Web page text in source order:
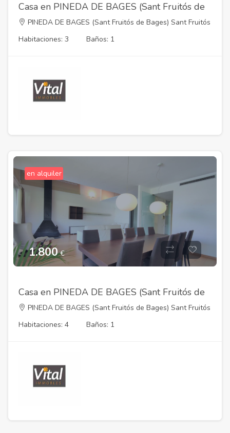
Casa en PINEDA DE BAGES (Sant Fruitós de
Bages)
PINEDA DE BAGES (Sant Fruitós de Bages) Sant Fruitós
Habitaciones: 3
Baños: 1
en alquiler
1.800€
Casa en PINEDA DE BAGES (Sant Fruitós de
Bages)
PINEDA DE BAGES (Sant Fruitós de Bages) Sant Fruitós
Habitaciones: 4
Baños: 1